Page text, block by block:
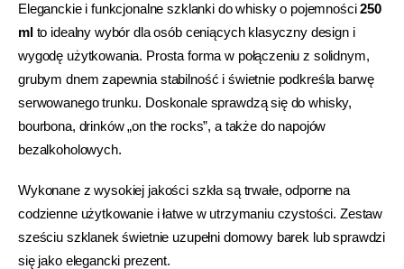
Eleganckie i funkcjonalne szklanki do whisky o pojemności250
ml to idealny wybór dla osób ceniących klasyczny design i
wygodę użytkowania. Prosta forma w połączeniu z solidnym,
grubym dnem zapewnia stabilność i świetnie podkreśla barwę
serwowanego trunku. Doskonale sprawdzą się do whisky,
bourbona, drinków „on the rocks”, a także do napojów
bezalkoholowych.
Wykonane z wysokiej jakości szkła są trwałe, odporne na
codzienne użytkowanie i łatwe w utrzymaniu czystości. Zestaw
sześciu szklanek świetnie uzupełni domowy barek lub sprawdzi
się jako elegancki prezent.